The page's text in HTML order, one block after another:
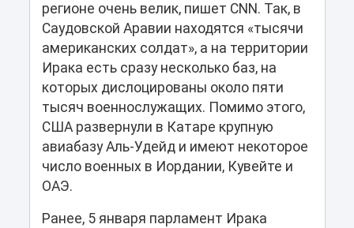
регионе очень велик, пишет CNN. Так, в
Саудовской Аравии находятся «тысячи
американских солдат», а на территории
Ирака есть сразу несколько баз, на
которых дислоцированы около пяти
тысяч военнослужащих. Помимо этого,
США развернули в Катаре крупную
авиабазу Аль-Удейд и имеют некоторое
число военных в Иордании, Кувейте и
ОАЭ.
Ранее, 5 января парламент Ирака